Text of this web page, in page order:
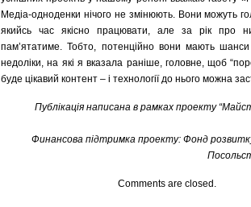
Медіа-одноденки нічого не змінюють. Вони можуть
якийсь час якісно працювати, але за рік про
пам’ятатиме. Тобто, потенційно вони мають шанси
недоліки, на які я вказала раніше, головне, щоб
буде цікавий контент – і технології до нього можна
Публікація написана в рамках проекту
Финансова підтримка проекту: Фонд
Comments are closed.